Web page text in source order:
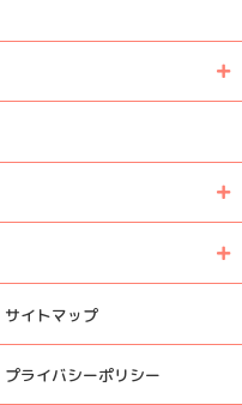
サイトマップ
プライバシーポリシー